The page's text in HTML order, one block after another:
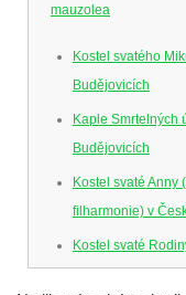
mauzolea
Kostel svatého
Budějovicích
Kaple Smrtelných
Budějovicích
Kostel svaté Anny
filharmonie) v
Kostel svaté
Budějovicích